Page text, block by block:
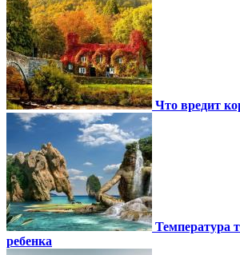
Что вредит
Температура
ребенка